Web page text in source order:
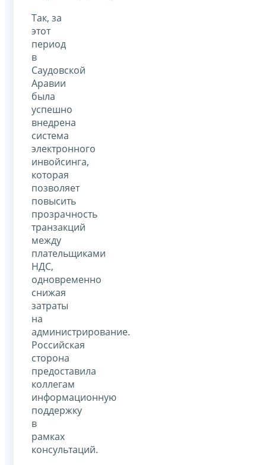
Так, за
этот
период
в
Саудовской
Аравии
была
успешно
внедрена
система
электронного
инвойсинга,
которая
позволяет
повысить
прозрачность
транзакций
между
плательщиками
НДС,
одновременно
снижая
затраты
на
администрирование.
Российская
сторона
предоставила
коллегам
информационную
поддержку
в
рамках
консультаций.